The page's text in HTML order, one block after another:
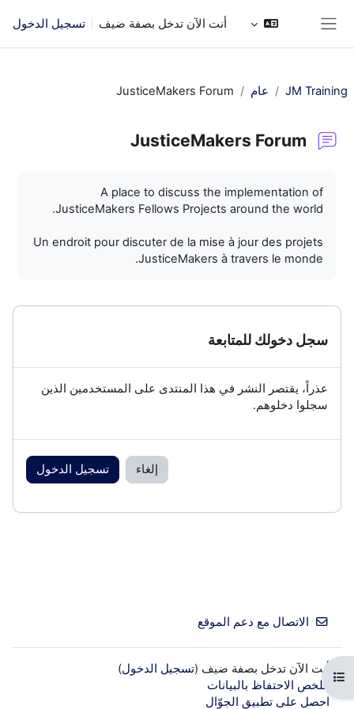
أنت الآن تدخل بصفة ضيف تسجيل الدخول
فتح فهرس المقرر
JM Training عام JusticeMakers Forum
JusticeMakers Forum
A place to discuss the implementation of
JusticeMakers Fellows Projects around the world.
Un endroit pour discuter de la mise à jour des projets
JusticeMakers à travers le monde.
سجل دخولك للمتابعة
عذراً، يقتصر النشر في هذا المنتدى على المستخدمين الذين
سجلوا دخلوهم.
إلغاء تسجيل الدخول
الاتصال مع دعم الموقع
أنت الآن تدخل بصفة ضيف (تسجيل الدخول)
ملخص الاحتفاظ بالبيانات
احصل على تطبيق الجوّال